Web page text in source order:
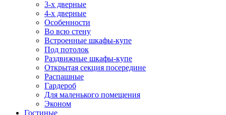
3-х дверные
4-х дверные
Особенности
Во всю стену
Встроенные шкафы-купе
Под потолок
Раздвижные шкафы-купе
Открытая секция посередине
Распашные
Гардероб
Для маленького помещения
Эконом
Гостиные